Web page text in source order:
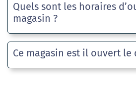
Quels sont les horaires
magasin ?
Ce magasin est il ouvert le